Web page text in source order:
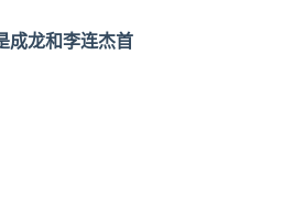
成龙和李连杰首